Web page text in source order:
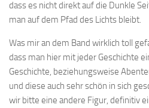
dass es nicht direkt auf die Dunkle
man auf dem Pfad des Lichts bleibt.
Was mir an dem Band wirklich toll
dass man hier mit jeder Geschichte
Geschichte, beziehungsweise
und diese auch sehr schön in sich
wir bitte eine andere Figur, definitiv